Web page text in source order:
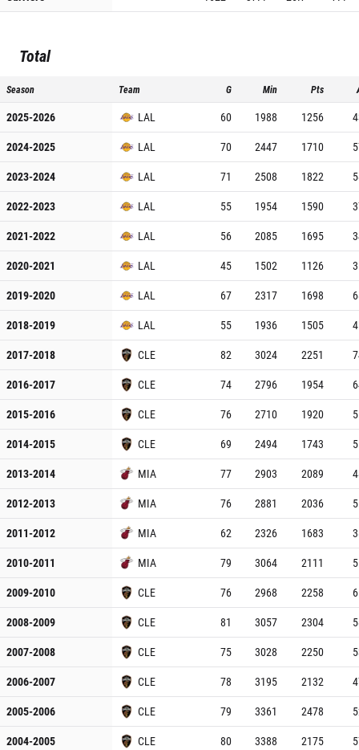
Total
Season Team G Min Pts
2025-2026 LAL 60 1988 1256
2024-2025
LAL 70 2447 1710
2023-2024
LAL 71 2508 1822
2022-2023
LAL 55 1954 1590
2021-2022
LAL 56 2085 1695
2020-2021
LAL 45 1502 1126
2019-2020
LAL 67 2317 1698
2018-2019
LAL 55 1936 1505
2017-2018
CLE 82 3024 2251
2016-2017
CLE 74 2796 1954
2015-2016
CLE 76 2710 1920
2014-2015
CLE 69 2494 1743
2013-2014
MIA 77 2903 2089
2012-2013
MIA 76 2881 2036
2011-2012
MIA 62 2326 1683
2010-2011
MIA 79 3064 2111
2009-2010
CLE 76 2968 2258
2008-2009
CLE 81 3057 2304
2007-2008
CLE 75 3028 2250
2006-2007
CLE 78 3195 2132
2005-2006
CLE 79 3361 2478
2004-2005
CLE 80 3388 2175